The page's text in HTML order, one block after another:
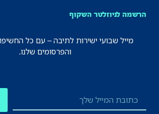
הרשמה לניוזלטר השקוף
מייל שבועי ישירות לתיבה – עם כל
והפרסומים שלנו.